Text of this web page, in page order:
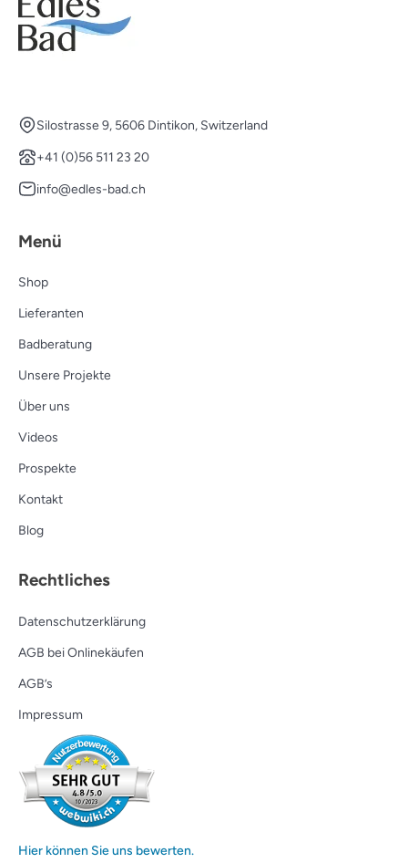
Silostrasse 9, 5606 Dintikon, Switzerland
+41 (0)56 511 23 20
info@edles-bad.ch
Menü
Shop
Lieferanten
Badberatung
Unsere Projekte
Über uns
Videos
Prospekte
Kontakt
Blog
Rechtliches
Datenschutzerklärung
AGB bei Onlinekäufen
AGB’s
Impressum
Hier können Sie uns bewerten.